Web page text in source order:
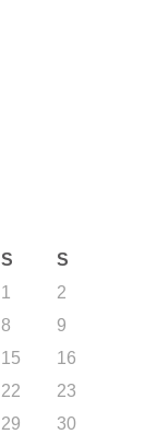
S
S
1
2
8
9
15
16
22
23
29
30